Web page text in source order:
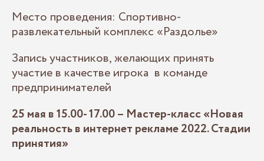
Место проведения: Спортивно-
развлекательный комплекс «Раздолье»
Запись участников, желающих принять
участие в качестве игрока в команде
предпринимателей
25 мая в 15.00- 17.00 – Мастер-класс «Новая
реальность в интернет рекламе 2022. Стадии
принятия»